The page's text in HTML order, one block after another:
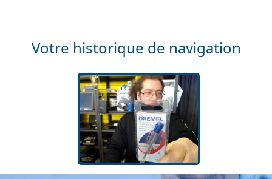
Votre historique de navigation